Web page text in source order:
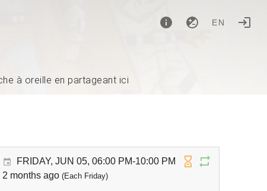
EN
à oreille en partageant ici
FRIDAY, JUN 05, 06:00 PM-10:00 PM
2 months ago (Each Friday)